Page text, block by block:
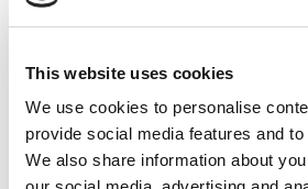
This website uses cookies
We use cookies to personalise
provide social media features and
We also share information about
“We brengen niet alleen
solidariteit”, zegt Marc. “Van de
Europa tijdens de coronacrisis tot
solidariteit met de landen in het
de wereld veel gegeven. We